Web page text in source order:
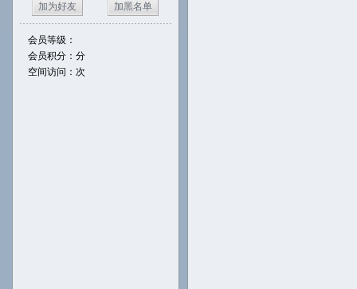
加为好友
加黑名单
会员等级：
会员积分：分
空间访问：次